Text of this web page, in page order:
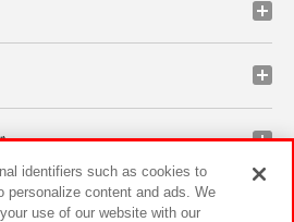
ン
identifiers such as cookies to
personalize content and ads. We
use of our website with our